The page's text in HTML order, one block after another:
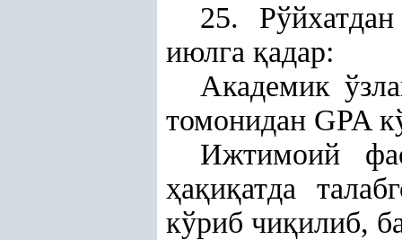
25.
июлга қадар:
Академик
томонидан GPA
Ижтимоий
ҳақиқатда
кўриб чиқилиб,